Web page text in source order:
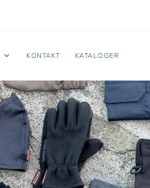
KONTAKT KATALOGER